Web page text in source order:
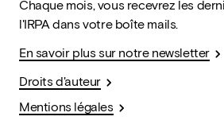
Chaque mois, vous recevrez les
l'IRPA dans votre boîte mails.
En savoir plus sur notre newsletter
Droits d'auteur
Mentions légales